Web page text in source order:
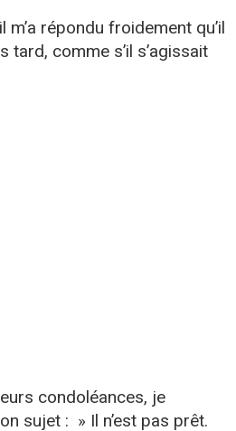
répondu froidement qu’il
tard, comme s’il s’agissait
condoléances, je
sujet : » Il n’est pas prêt.